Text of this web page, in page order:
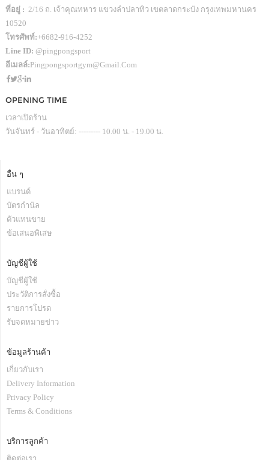
ที่อยู่ : 2/16 ถ. เจ้าคุณทหาร แขวงลำปลาทิว เขตลาดกระบัง กรุงเทพมหานคร
10520
โทรศัพท์:+6682-916-4252
Line ID: @pingpongsport
อีเมลล์:Pingpongsportgym@gmail.com
OPENING TIME
เวลาเปิดร้าน
วันจันทร์ - วันอาทิตย์: --------- 10.00 น. - 19.00 น.
อื่น ๆ
แบรนด์
บัตรกำนัล
ตัวแทนขาย
ข้อเสนอพิเสษ
บัญชีผู้ใช้
บัญชีผู้ใช้
ประวัติการสั่งซื้อ
รายการโปรด
รับจดหมายข่าว
ข้อมูลร้านค้า
เกี่ยวกับเรา
Delivery Information
Privacy Policy
Terms & Conditions
บริการลูกค้า